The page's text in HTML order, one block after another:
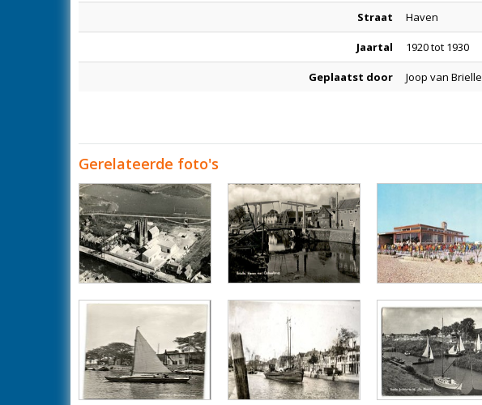
Straat Haven
Jaartal 1920 tot 1930
Geplaatst door Joop van Brielle
Gerelateerde foto's